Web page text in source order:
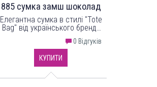
885 сумка замш шоколад
Елегантна сумка в стилі "Tote
Bag" від українського бренду
високоякісного шкірзамінника
0 Відгуків
КУПИТИ